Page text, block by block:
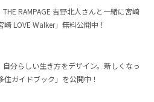
THE RAMPAGE 吉野北人さんと一緒に宮崎
崎 LOVE Walker」無料公開中！
自分らしい生き方をデザイン。新しくなっ
住ガイドブック」を公開中！